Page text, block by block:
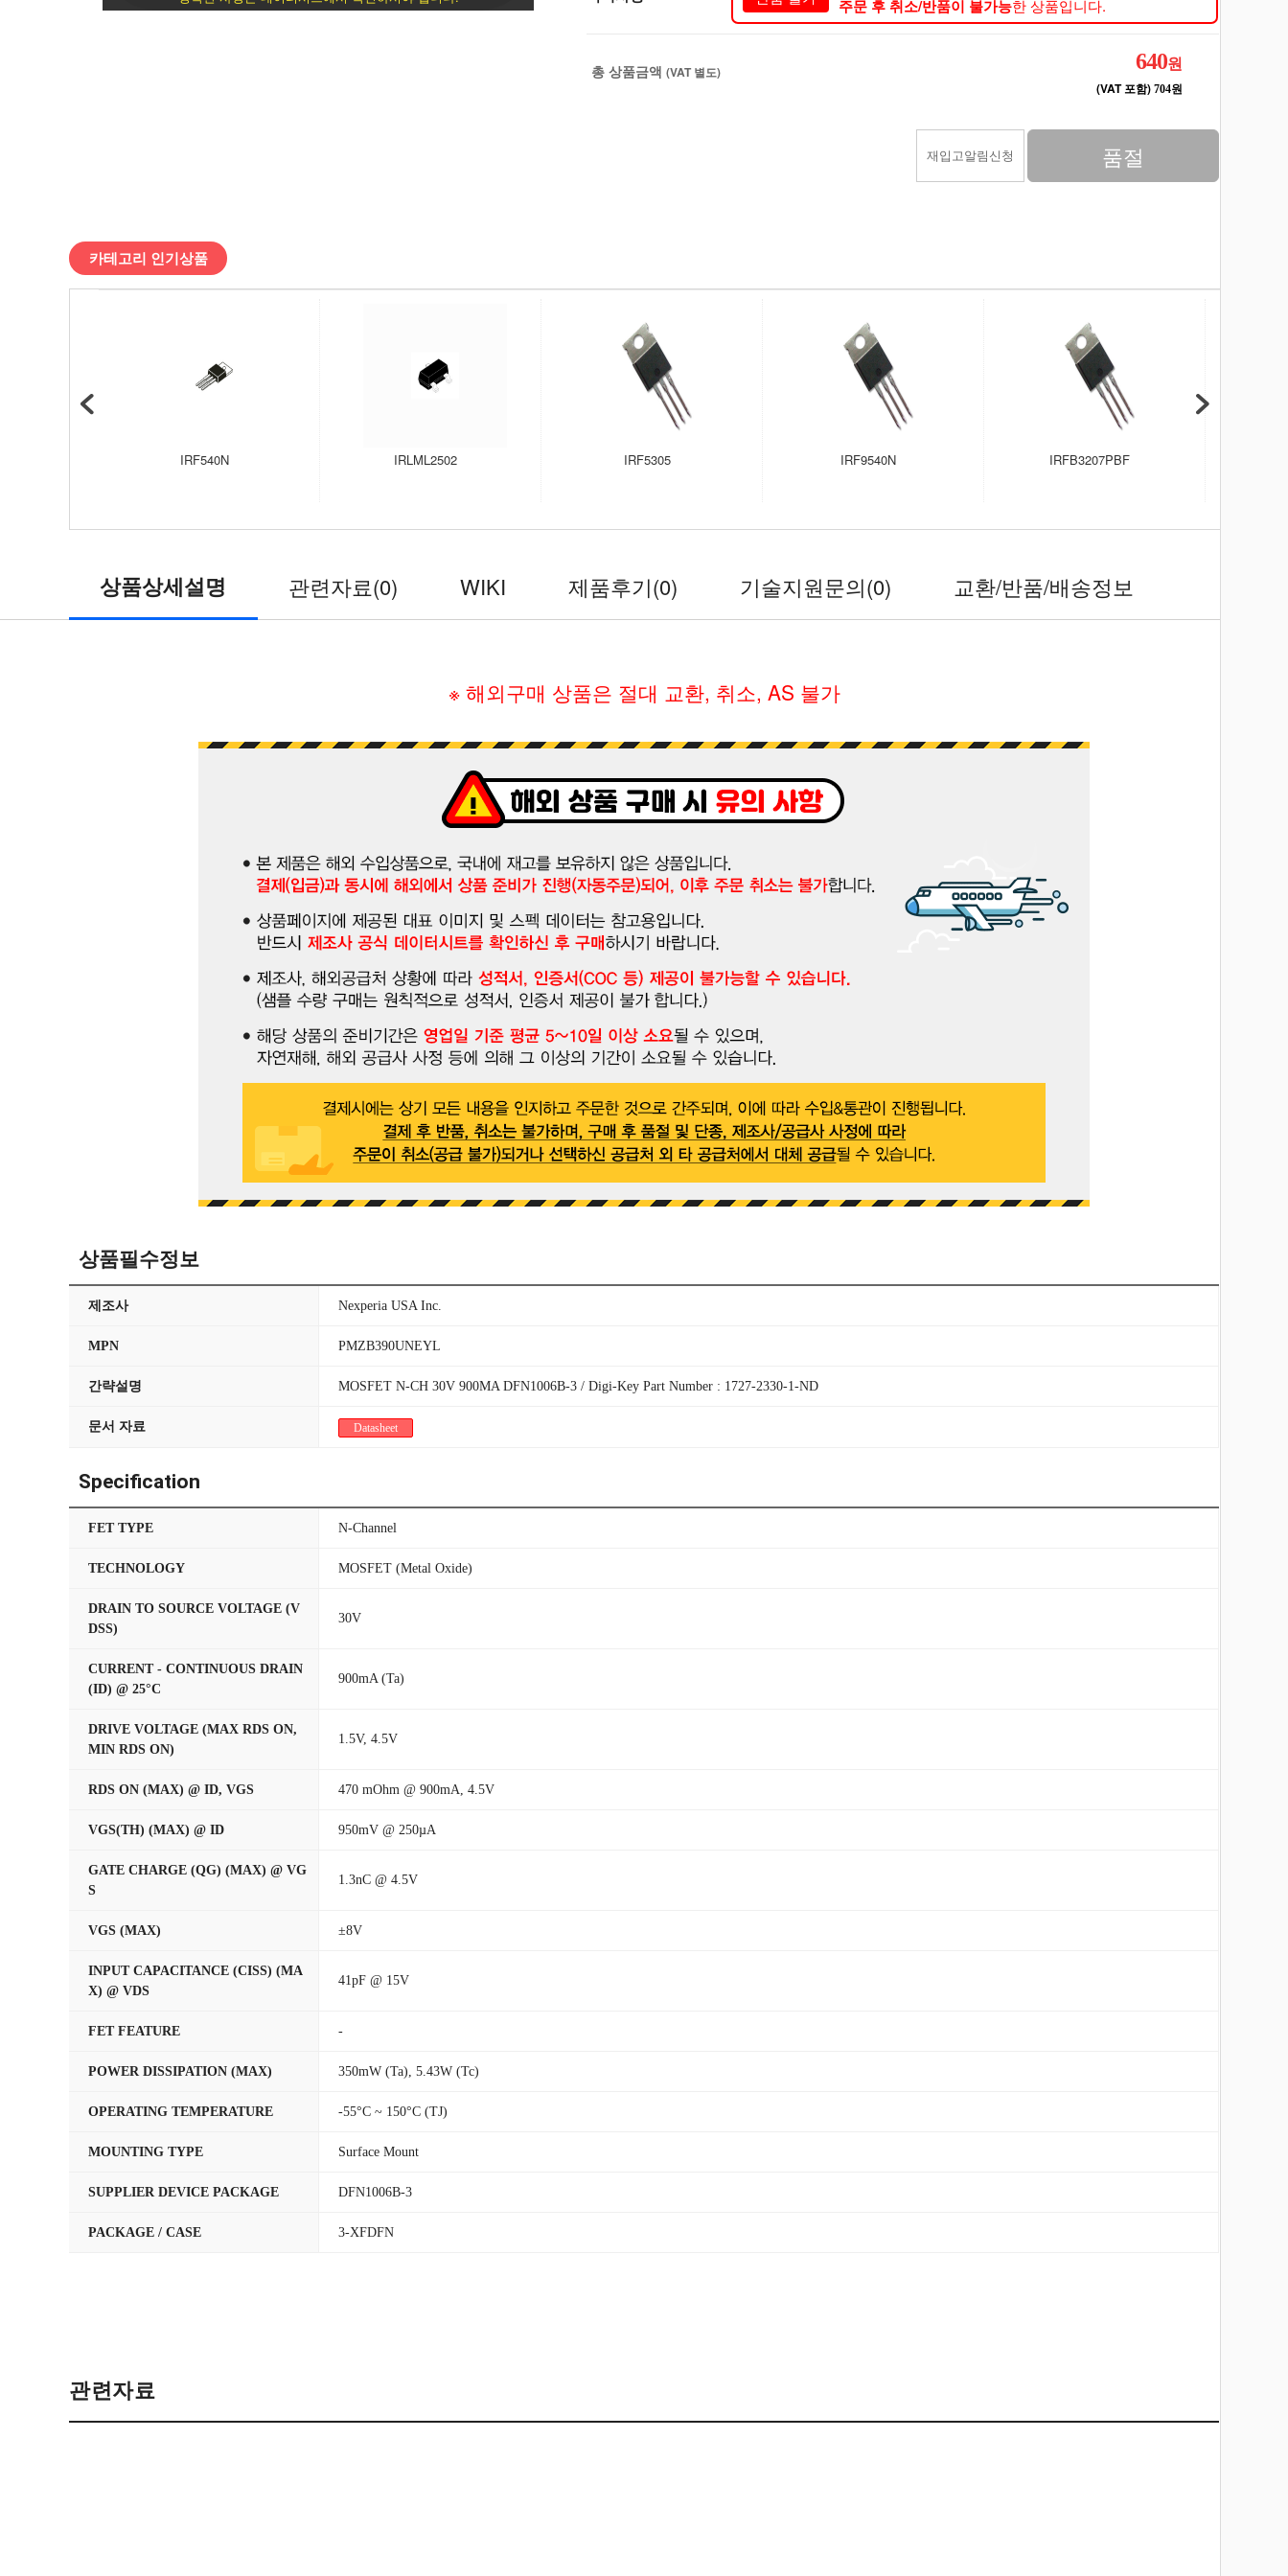
주문 후 취소/반품이 불가능한 상품입니다.
총 상품금액 (VAT 별도) 640원
(VAT 포함) 704원
재입고알림신청 품절
카테고리 인기상품
IRF540N IRLML2502 IRF5305 IRF9540N IRFB3207PBF
상품상세설명 관련자료(0) WIKI 제품후기(0) 기술지원문의(0) 교환/반품/배송정보
※ 해외구매 상품은 절대 교환, 취소, AS 불가
상품필수정보
제조사 Nexperia USA Inc.
MPN PMZB390UNEYL
간략설명 MOSFET N-CH 30V 900MA DFN1006B-3 / Digi-Key Part Number : 1727-2330-1-ND
문서 자료 Datasheet
Specification
FET TYPE N-Channel
TECHNOLOGY MOSFET (Metal Oxide)
DRAIN TO SOURCE VOLTAGE (V
DSS)
30V
CURRENT - CONTINUOUS DRAIN
(ID) @ 25°C
900mA (Ta)
DRIVE VOLTAGE (MAX RDS ON,
MIN RDS ON)
1.5V, 4.5V
RDS ON (MAX) @ ID, VGS 470 mOhm @ 900mA, 4.5V
VGS(TH) (MAX) @ ID 950mV @ 250µA
GATE CHARGE (QG) (MAX) @ VG
S
1.3nC @ 4.5V
VGS (MAX) ±8V
INPUT CAPACITANCE (CISS) (MA
X) @ VDS
41pF @ 15V
FET FEATURE -
POWER DISSIPATION (MAX) 350mW (Ta), 5.43W (Tc)
OPERATING TEMPERATURE -55°C ~ 150°C (TJ)
MOUNTING TYPE Surface Mount
SUPPLIER DEVICE PACKAGE DFN1006B-3
PACKAGE / CASE 3-XFDFN
관련자료